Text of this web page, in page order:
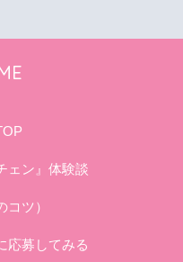
ェン』体験談
ツ）
応募してみる